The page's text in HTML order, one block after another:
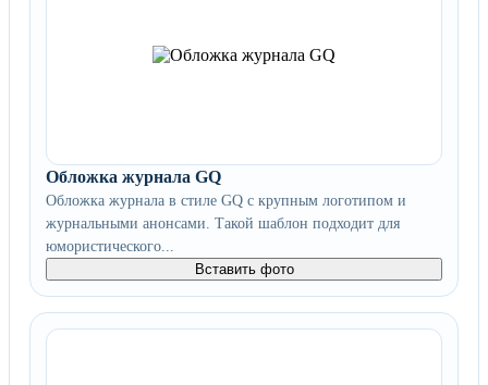
Обложка журнала GQ
Обложка журнала в стиле GQ с крупным логотипом и
журнальными анонсами. Такой шаблон подходит для
юмористического...
Вставить фото